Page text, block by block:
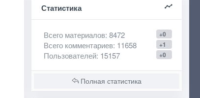
Статистика
+0
Всего материалов: 8472
+1
Всего комментариев: 11658
+0
Пользователей: 15157
Полная статистика